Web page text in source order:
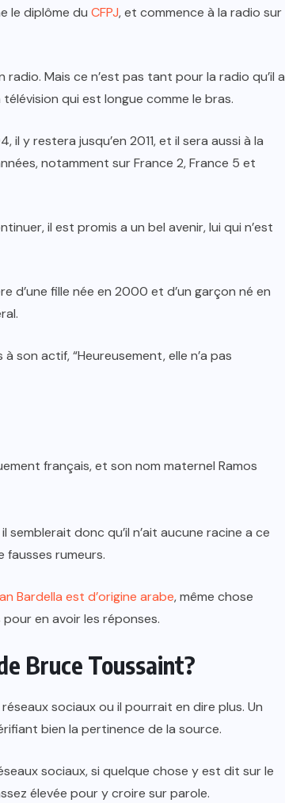
le diplôme du CFPJ, et commence à la radio sur
radio. Mais ce n’est pas tant pour la radio qu’il a
qui est longue comme le bras.
il y restera jusqu’en 2011, et il sera aussi à la
notamment sur France 2, France 5 et
il est promis a un bel avenir, lui qui n’est
d’une fille née en 2000 et d’un garçon né en
son actif, “Heureusement, elle n’a pas
français, et son nom maternel Ramos
donc qu’il n’ait aucune racine a ce
fausses rumeurs.
Bardella est d’origine arabe, même chose
en avoir les réponses.
Bruce Toussaint?
sociaux ou il pourrait en dire plus. Un
bien la pertinence de la source.
sociaux, si quelque chose y est dit sur le
élevée pour y croire sur parole.